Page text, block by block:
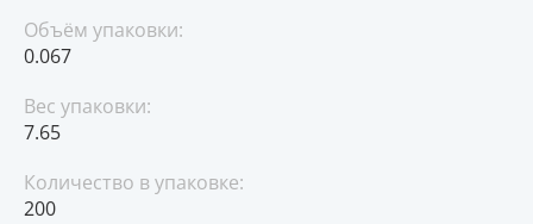
Объём упаковки:
0.067
Вес упаковки:
7.65
Количество в упаковке:
200